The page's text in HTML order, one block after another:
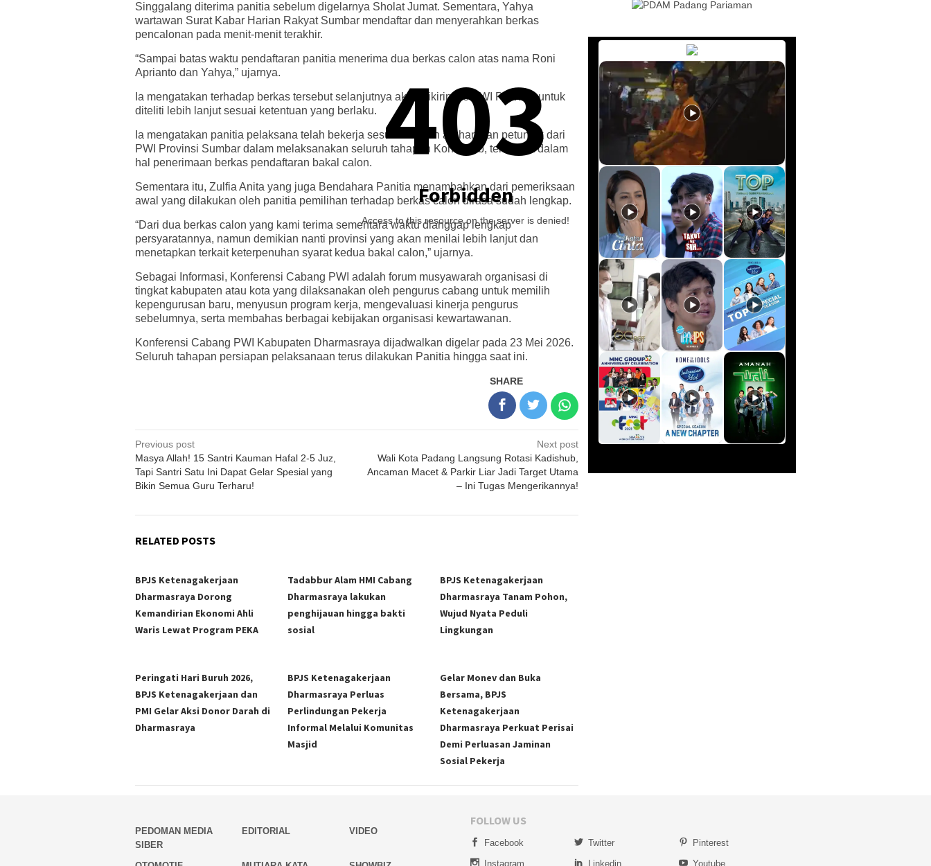
Singgalang diterima panitia sebelum digelarnya Sholat Jumat. Sementara, Yahya
wartawan Surat Kabar Harian Rakyat Sumbar mendaftar dan menyerahkan berkas
pencalonan pada menit-menit terakhir.
“Sampai batas waktu pendaftaran panitia menerima dua berkas calon atas nama Roni
Aprianto dan Yahya,” ujarnya.
Ia mengatakan terhadap berkas tersebut selanjutnya akan dikirim ke PWI Provinsi untuk
diteliti lebih lanjut sesuai ketentuan yang berlaku.
Ia mengatakan panitia pelaksana telah bekerja sesuai dengan arahan dan petunjuk dari
PWI Provinsi Sumbar dalam melaksanakan seluruh tahapan Konfercab, termasuk dalam
hal penerimaan berkas pendaftaran bakal calon.
Sementara itu, Zulfia Anita yang juga Bendahara Panitia menambahkan dari pemeriksaan
awal yang dilakukan oleh panitia pemilihan terhadap berkas calon dirasa sudah lengkap.
“Dari dua berkas calon yang kami terima sementara waktu dianggap lengkap
persyaratannya, namun demikian nanti provinsi yang akan menilai lebih lanjut dan
menetapkan terkait keterpenuhan syarat kedua bakal calon,” ujarnya.
Sebagai Informasi, Konferensi Cabang PWI adalah forum musyawarah organisasi di
tingkat kabupaten atau kota yang dilaksanakan oleh pengurus cabang untuk memilih
kepengurusan baru, menyusun program kerja, mengevaluasi kinerja pengurus
sebelumnya, serta membahas berbagai kebijakan organisasi kewartawanan.
Konferensi Cabang PWI Kabupaten Dharmasraya dijadwalkan digelar pada 23 Mei 2026.
Seluruh tahapan persiapan pelaksanaan terus dilakukan Panitia hingga saat ini.
SHARE
Post
navigation
Previous post
Masya Allah! 15 Santri Kauman Hafal 2-5 Juz,
Tapi Santri Satu Ini Dapat Gelar Spesial yang
Bikin Semua Guru Terharu!
Next post
Wali Kota Padang Langsung Rotasi Kadishub,
Ancaman Macet & Parkir Liar Jadi Target Utama
– Ini Tugas Mengerikannya!
RELATED POSTS
BPJS Ketenagakerjaan
Dharmasraya Dorong
Kemandirian Ekonomi Ahli
Waris Lewat Program PEKA
Tadabbur Alam HMI Cabang
Dharmasraya lakukan
penghijauan hingga bakti
sosial
BPJS Ketenagakerjaan
Dharmasraya Tanam Pohon,
Wujud Nyata Peduli
Lingkungan
Peringati Hari Buruh 2026,
BPJS Ketenagakerjaan dan
PMI Gelar Aksi Donor Darah di
Dharmasraya
BPJS Ketenagakerjaan
Dharmasraya Perluas
Perlindungan Pekerja
Informal Melalui Komunitas
Masjid
Gelar Monev dan Buka
Bersama, BPJS
Ketenagakerjaan
Dharmasraya Perkuat Perisai
Demi Perluasan Jaminan
Sosial Pekerja
PEDOMAN MEDIA
SIBER
EDITORIAL VIDEO
FOLLOW US
Facebook Twitter
Pinterest
Instagram
Linkedin Youtube
403
Forbidden
Access to this resource on the server is denied!